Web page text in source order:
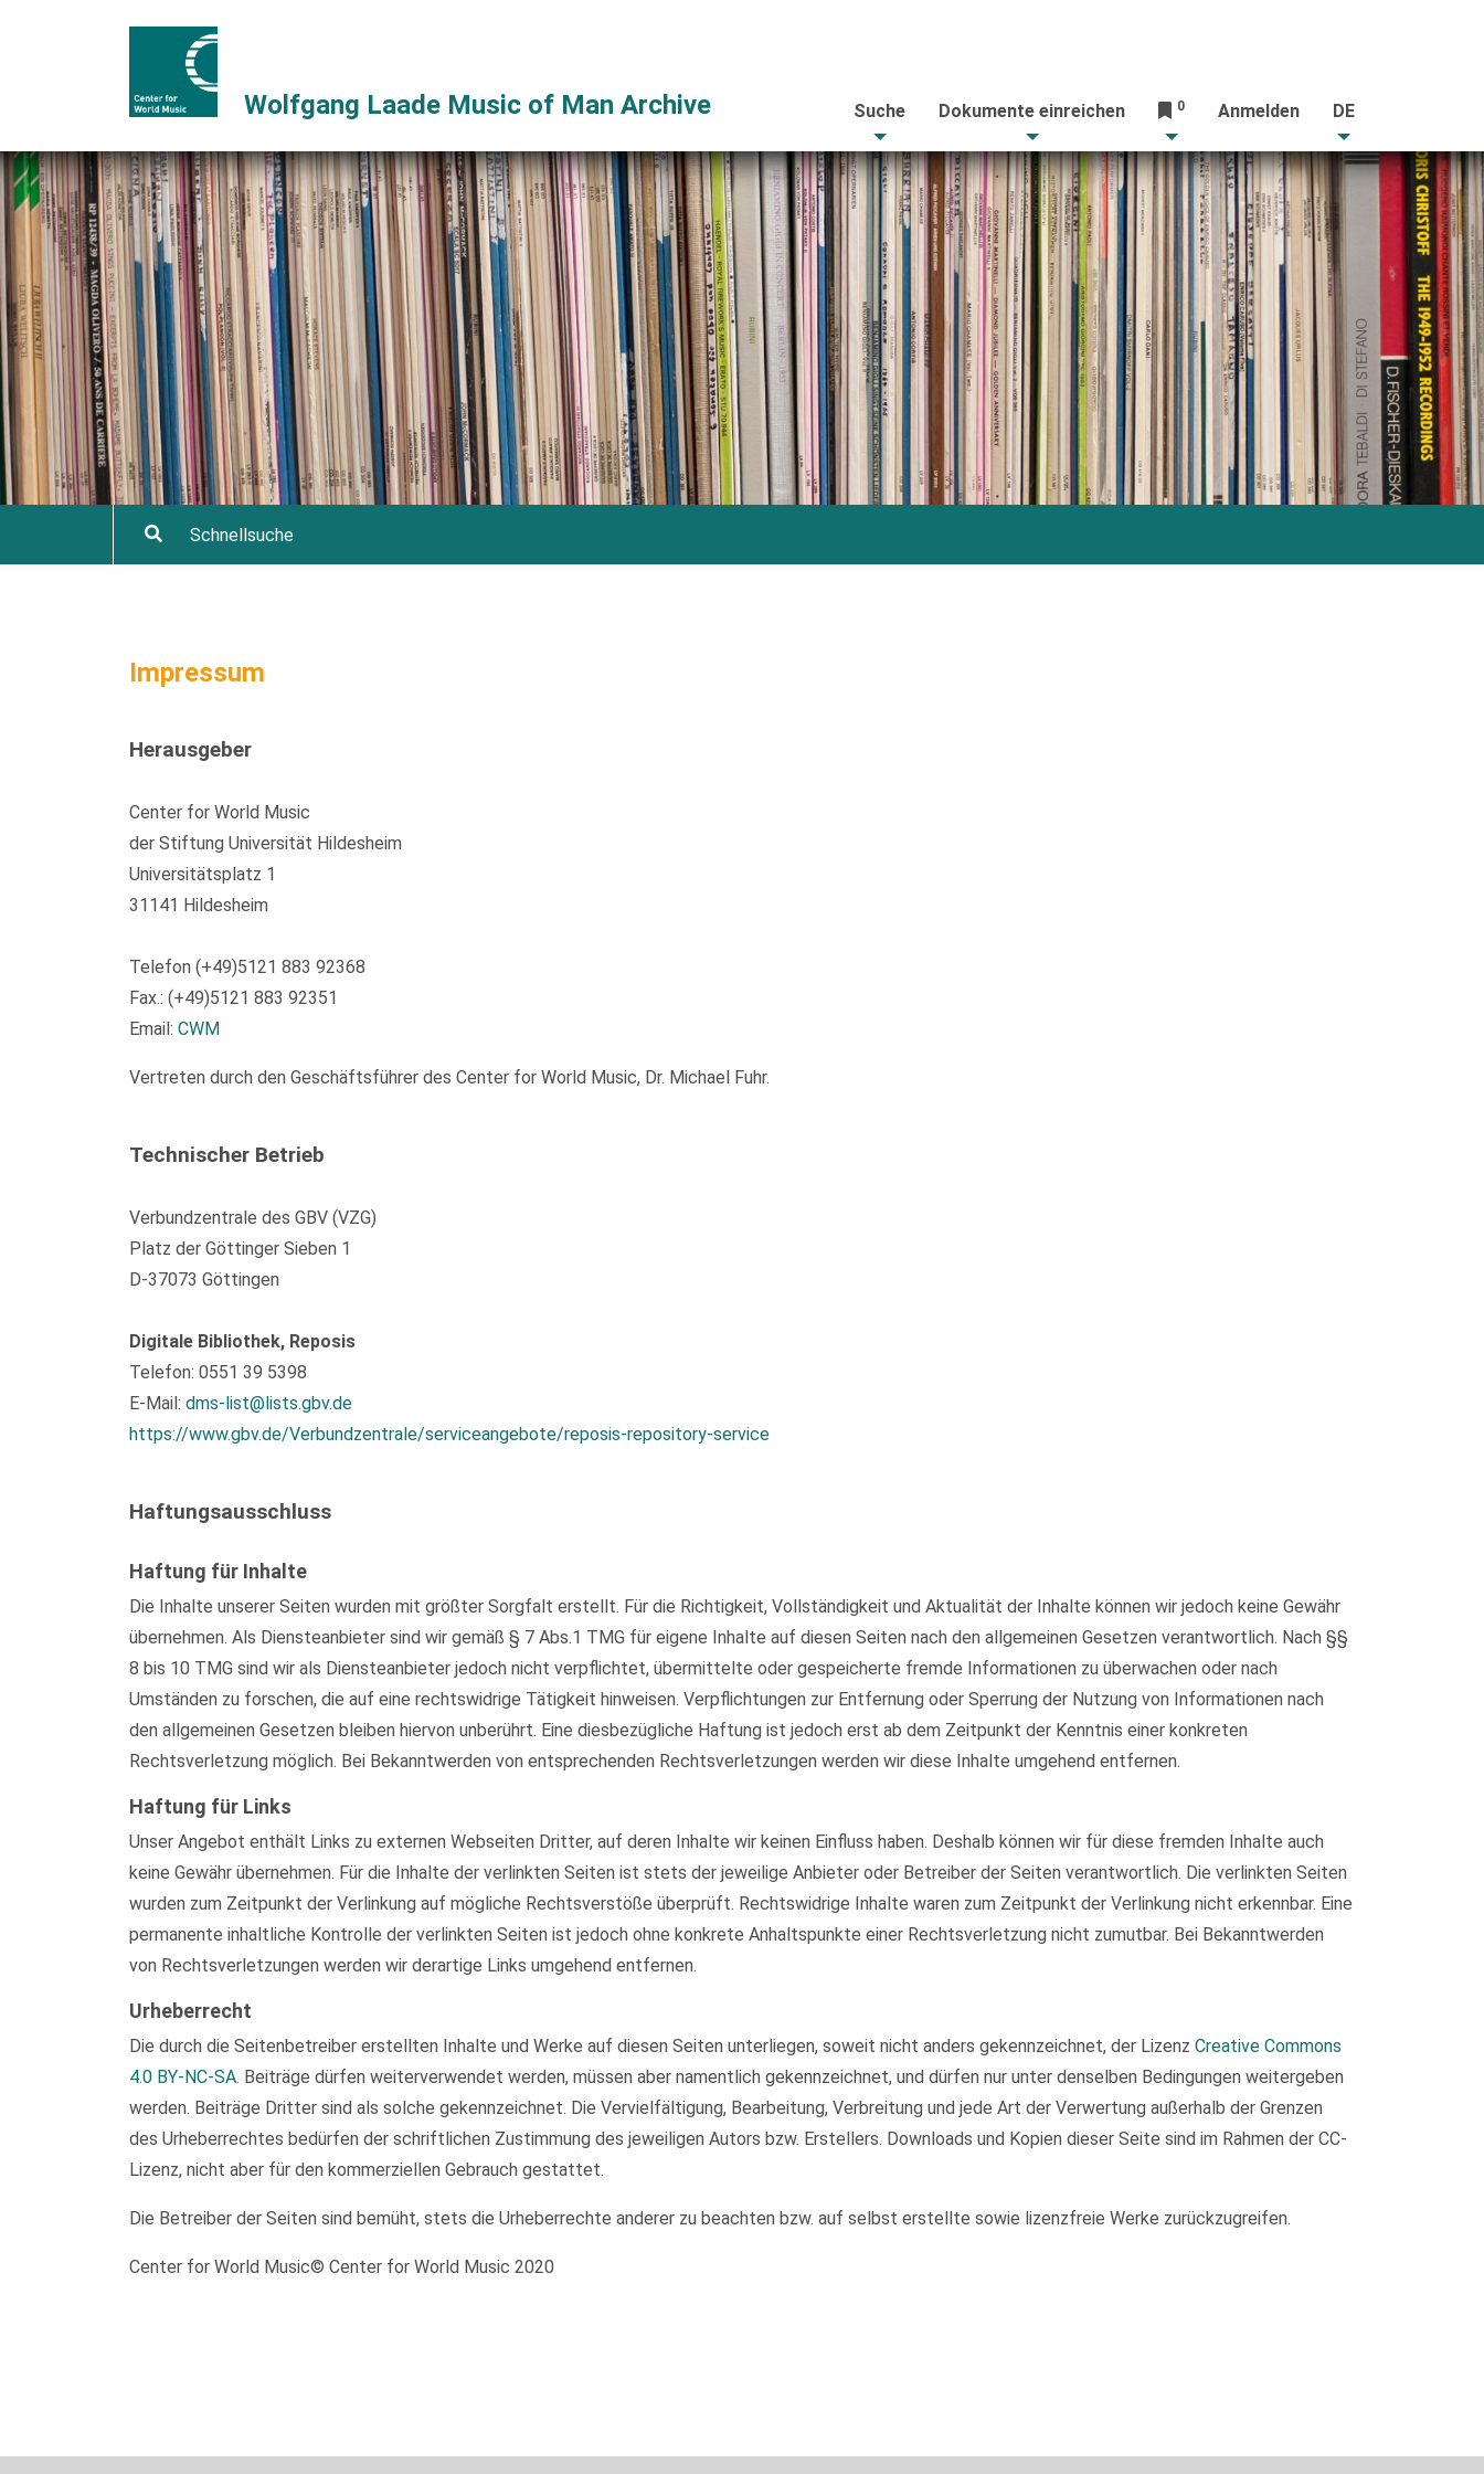
Wolfgang Laade Music of Man Archive Suche Dokumente einreichen 0 Anmelden DE
Impressum
Herausgeber
Center for World Music
der Stiftung Universität Hildesheim
Universitätsplatz 1
31141 Hildesheim
Telefon (+49)5121 883 92368
Fax.: (+49)5121 883 92351
Email: CWM
Vertreten durch den Geschäftsführer des Center for World Music, Dr. Michael Fuhr.
Technischer Betrieb
Verbundzentrale des GBV (VZG)
Platz der Göttinger Sieben 1
D-37073 Göttingen
Digitale Bibliothek, Reposis
Telefon: 0551 39 5398
E-Mail: dms-list@lists.gbv.de
https://www.gbv.de/Verbundzentrale/serviceangebote/reposis-repository-service
Haftungsausschluss
Haftung für Inhalte
Die Inhalte unserer Seiten wurden mit größter Sorgfalt erstellt. Für die Richtigkeit, Vollständigkeit und Aktualität der Inhalte können wir jedoch keine Gewähr
übernehmen. Als Diensteanbieter sind wir gemäß § 7 Abs.1 TMG für eigene Inhalte auf diesen Seiten nach den allgemeinen Gesetzen verantwortlich. Nach §§
8 bis 10 TMG sind wir als Diensteanbieter jedoch nicht verpflichtet, übermittelte oder gespeicherte fremde Informationen zu überwachen oder nach
Umständen zu forschen, die auf eine rechtswidrige Tätigkeit hinweisen. Verpflichtungen zur Entfernung oder Sperrung der Nutzung von Informationen nach
den allgemeinen Gesetzen bleiben hiervon unberührt. Eine diesbezügliche Haftung ist jedoch erst ab dem Zeitpunkt der Kenntnis einer konkreten
Rechtsverletzung möglich. Bei Bekanntwerden von entsprechenden Rechtsverletzungen werden wir diese Inhalte umgehend entfernen.
Haftung für Links
Unser Angebot enthält Links zu externen Webseiten Dritter, auf deren Inhalte wir keinen Einfluss haben. Deshalb können wir für diese fremden Inhalte auch
keine Gewähr übernehmen. Für die Inhalte der verlinkten Seiten ist stets der jeweilige Anbieter oder Betreiber der Seiten verantwortlich. Die verlinkten Seiten
wurden zum Zeitpunkt der Verlinkung auf mögliche Rechtsverstöße überprüft. Rechtswidrige Inhalte waren zum Zeitpunkt der Verlinkung nicht erkennbar. Eine
permanente inhaltliche Kontrolle der verlinkten Seiten ist jedoch ohne konkrete Anhaltspunkte einer Rechtsverletzung nicht zumutbar. Bei Bekanntwerden
von Rechtsverletzungen werden wir derartige Links umgehend entfernen.
Urheberrecht
Die durch die Seitenbetreiber erstellten Inhalte und Werke auf diesen Seiten unterliegen, soweit nicht anders gekennzeichnet, der Lizenz Creative Commons
4.0 BY-NC-SA. Beiträge dürfen weiterverwendet werden, müssen aber namentlich gekennzeichnet, und dürfen nur unter denselben Bedingungen weitergeben
werden. Beiträge Dritter sind als solche gekennzeichnet. Die Vervielfältigung, Bearbeitung, Verbreitung und jede Art der Verwertung außerhalb der Grenzen
des Urheberrechtes bedürfen der schriftlichen Zustimmung des jeweiligen Autors bzw. Erstellers. Downloads und Kopien dieser Seite sind im Rahmen der CC-
Lizenz, nicht aber für den kommerziellen Gebrauch gestattet.
Die Betreiber der Seiten sind bemüht, stets die Urheberrechte anderer zu beachten bzw. auf selbst erstellte sowie lizenzfreie Werke zurückzugreifen.
Center for World Music© Center for World Music 2020